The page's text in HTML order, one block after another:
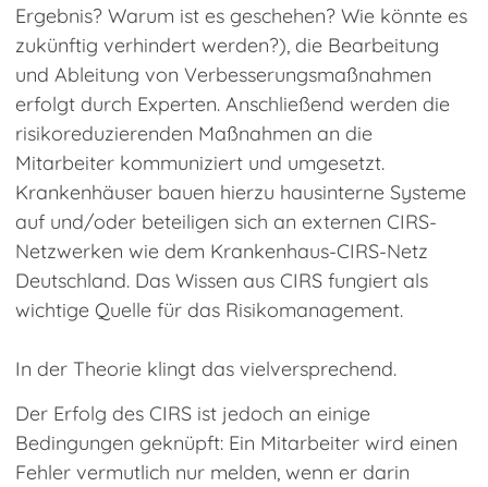
Ergebnis? Warum ist es geschehen? Wie könnte es
zukünftig verhindert werden?), die Bearbeitung
und Ableitung von Verbesserungsmaßnahmen
erfolgt durch Experten. Anschließend werden die
risikoreduzierenden Maßnahmen an die
Mitarbeiter kommuniziert und umgesetzt.
Krankenhäuser bauen hierzu hausinterne Systeme
auf und/oder beteiligen sich an externen CIRS-
Netzwerken wie dem Krankenhaus-CIRS-Netz
Deutschland. Das Wissen aus CIRS fungiert als
wichtige Quelle für das Risikomanagement.
In der Theorie klingt das vielversprechend.
Der Erfolg des CIRS ist jedoch an einige
Bedingungen geknüpft: Ein Mitarbeiter wird einen
Fehler vermutlich nur melden, wenn er darin